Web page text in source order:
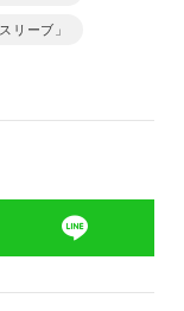
リーブ」